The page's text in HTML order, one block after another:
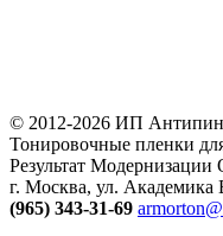
© 2012-2026 ИП
Тонировочные пленки
Результат
г. Москва, ул. Академика
(965) 343-31-69